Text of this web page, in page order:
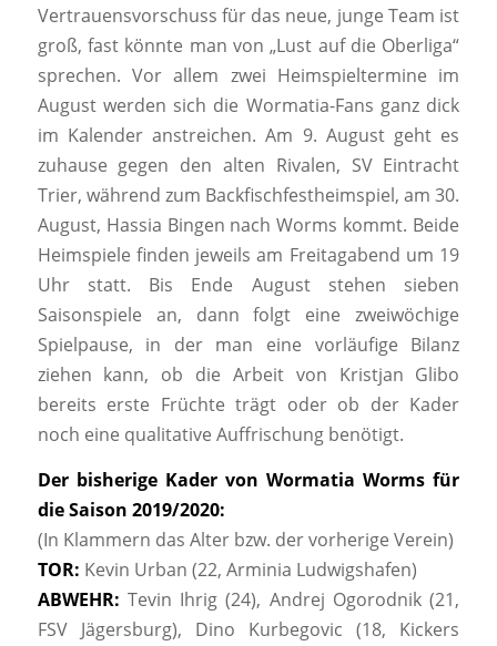
Vertrauensvorschuss für das neue, junge Team ist
groß, fast könnte man von „Lust auf die Oberliga“
sprechen. Vor allem zwei Heimspieltermine im
August werden sich die Wormatia-Fans ganz dick
im Kalender anstreichen. Am 9. August geht es
zuhause gegen den alten Rivalen, SV Eintracht
Trier, während zum Backfischfestheimspiel, am 30.
August, Hassia Bingen nach Worms kommt. Beide
Heimspiele finden jeweils am Freitagabend um 19
Uhr statt. Bis Ende August stehen sieben
Saisonspiele an, dann folgt eine zweiwöchige
Spielpause, in der man eine vorläufige Bilanz
ziehen kann, ob die Arbeit von Kristjan Glibo
bereits erste Früchte trägt oder ob der Kader
noch eine qualitative Auffrischung benötigt.
Der bisherige Kader von Wormatia Worms für
die Saison 2019/2020:
(In Klammern das Alter bzw. der vorherige Verein)
TOR: Kevin Urban (22, Arminia Ludwigshafen)
ABWEHR: Tevin Ihrig (24), Andrej Ogorodnik (21,
FSV Jägersburg), Dino Kurbegovic (18, Kickers